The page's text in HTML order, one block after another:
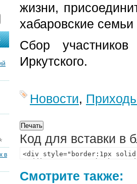
жизни,
хабаровские
Сбор
Иркутского.
Новости,
Код для вставки в
Смотрите также:
в